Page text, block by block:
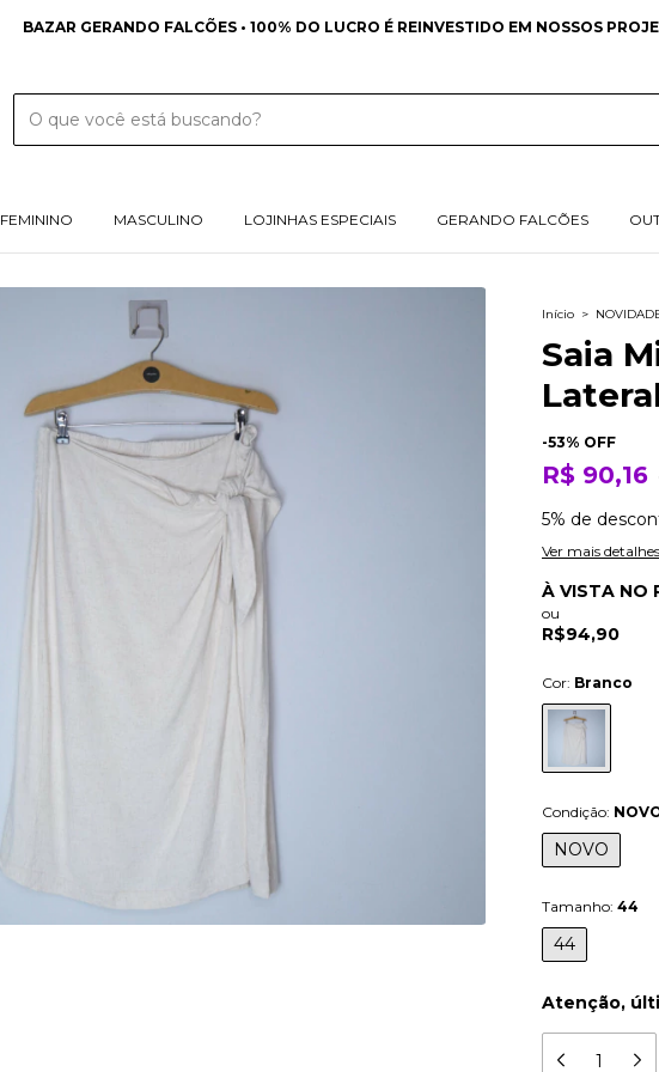
BAZAR GERANDO FALCÕES • 100% DO LUCRO É REINVESTIDO EM NOSSOS
FEMININO MASCULINO LOJINHAS ESPECIAIS GERANDO FALCÕES
Início >
Saia
-53% OFF
R$ 90,16
5% de
Ver mais detalhes
À VISTA NO
ou
R$94,90
Cor: Branco
Condição:
NOVO
Tamanho: 44
44
Atenção,